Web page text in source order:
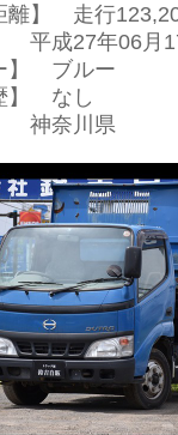
離】 走行
平成27年06月
】 ブルー
】 なし
神奈川県